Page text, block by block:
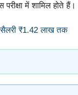
में शामिल होते हैं।
सैलरी ₹1.42 लाख तक